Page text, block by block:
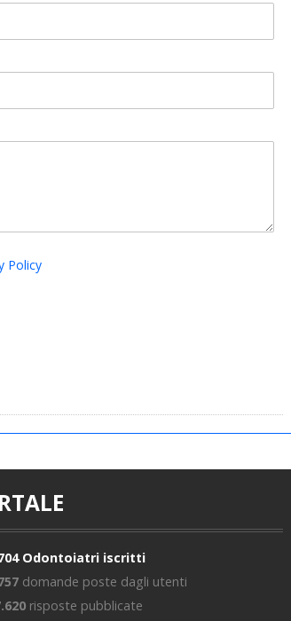
Policy
Odontoiatri iscritti
domande poste dagli utenti
risposte pubblicate